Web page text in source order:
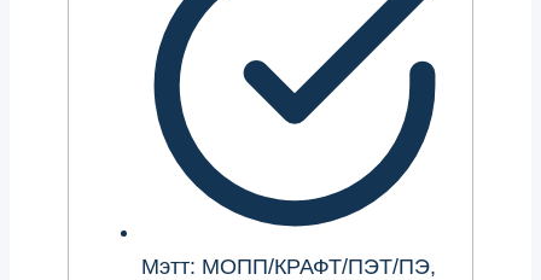
Мэтт: МОПП/КРАФТ/ПЭТ/ПЭ,